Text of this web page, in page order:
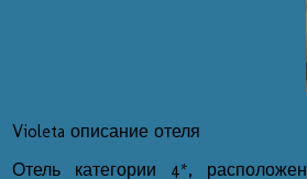
Violeta описание отеля
Отель категории 4*,